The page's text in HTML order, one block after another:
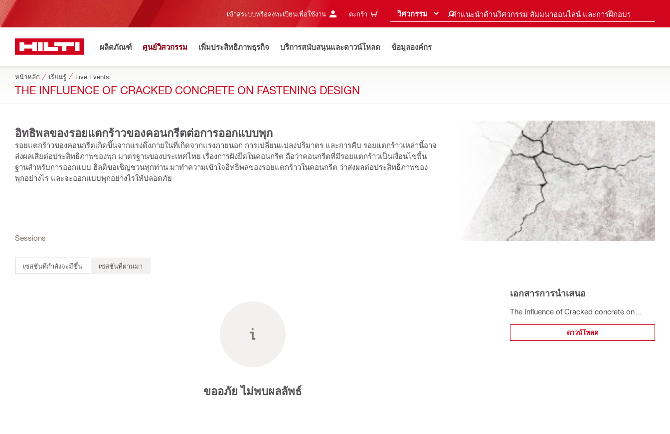
เข้าสู่ระบบหรือลงทะเบียนเพื่อใช้งาน ตะกร้า วิศวกรรม คำแนะนำด้านวิศวกรรม สัมมนาออนไลน์ และการฝึกอบรม
ผลิตภัณฑ์ ศูนย์วิศวกรรม เพิ่มประสิทธิภาพธุรกิจ บริการสนับสนุนและดาวน์โหลด ข้อมูลองค์กร
หน้าหลัก เรียนรู้ Live Events
THE INFLUENCE OF CRACKED CONCRETE ON FASTENING DESIGN
อิทธิพลของรอยแตกร้าวของคอนกรีตต่อการออกแบบพุก
รอยแตกร้าวของคอนกรีตเกิดขึ้นจากแรงดึงภายในที่เกิดจากแรงภายนอก การเปลี่ยนแปลงปริมาตร และการคืบ รอยแตกร้าวเหล่านี้อาจ
ส่งผลเสียต่อประสิทธิภาพของพุก มาตรฐานของประเทศไทย เรื่องการฝังยึดในคอนกรีต ถือว่าคอนกรีตที่มีรอยแตกร้าวเป็นเงื่อนไขพื้น
ฐานสำหรับการออกแบบ ฮิลติขอเชิญชวนทุกท่าน มาทำความเข้าใจอิทธิพลของรอยแตกร้าวในคอนกรีต ว่าส่งผลต่อประสิทธิภาพของ
พุกอย่างไร และจะออกแบบพุกอย่างไรให้ปลอดภัย
Sessions
เซสชันที่กำลังจะมีขึ้น เซสชันที่ผ่านมา
ขออภัย ไม่พบผลลัพธ์
เอกสารการนำเสนอ
The Influence of Cracked concrete on
fastening design
ดาวน์โหลด